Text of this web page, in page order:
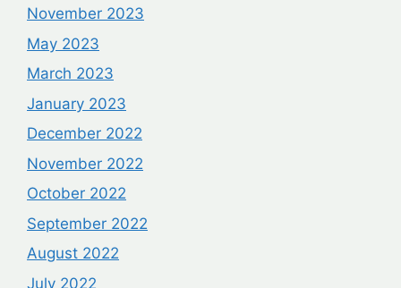
November 2023
May 2023
March 2023
January 2023
December 2022
November 2022
October 2022
September 2022
August 2022
July 2022